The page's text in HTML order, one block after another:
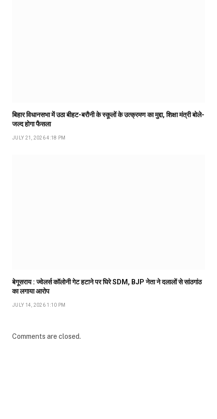
बिहार विधानसभा में उठा बीहट-बरौनी के स्कूलों के उत्क्रमण का मुद्दा, शिक्षा मंत्री बोले-
जल्द होगा फैसला
JULY 21, 2026 4:18 PM
बेगूसराय : ज्वेलर्स कॉलोनी गेट हटाने पर घिरे SDM, BJP नेता ने दलालों से सांठगांठ
का लगाया आरोप
JULY 14, 2026 1:10 PM
Comments are closed.